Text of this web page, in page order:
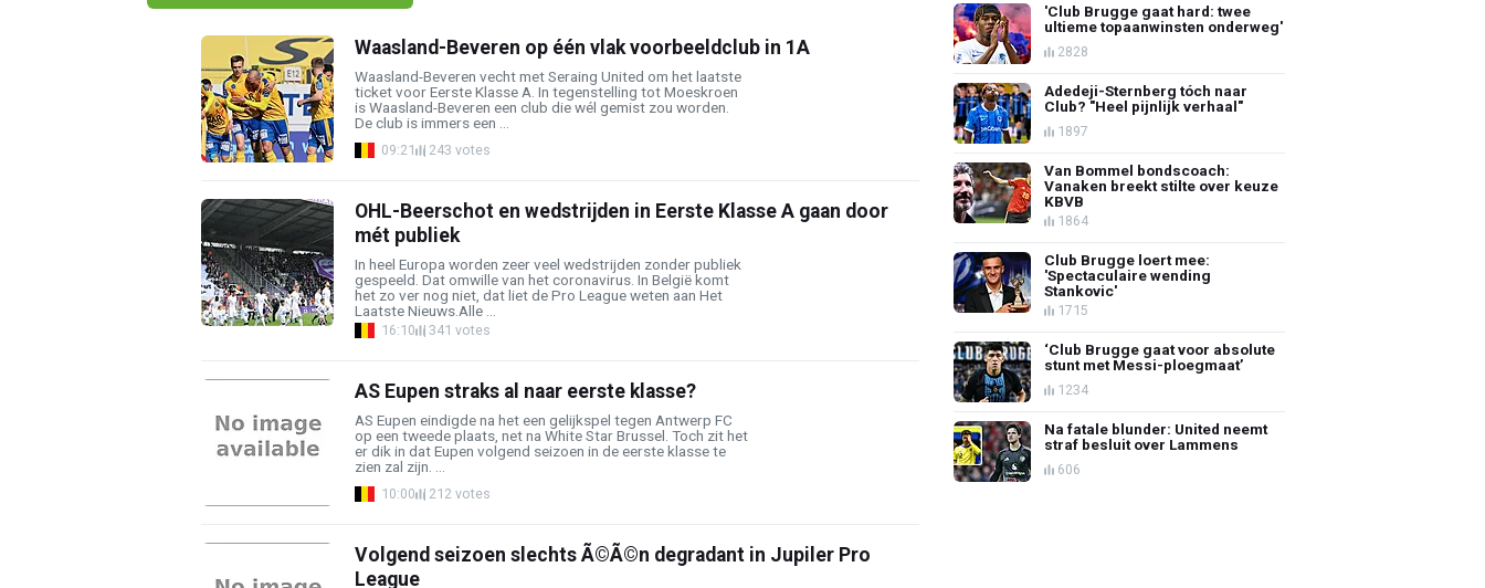
Waasland-Beveren op één vlak voorbeeldclub in 1A
Waasland-Beveren vecht met Seraing United om het laatste
ticket voor Eerste Klasse A. In tegenstelling tot Moeskroen
is Waasland-Beveren een club die wél gemist zou worden.
De club is immers een ...
09:21 243 votes
OHL-Beerschot en wedstrijden in Eerste Klasse A gaan door
mét publiek
In heel Europa worden zeer veel wedstrijden zonder publiek
gespeeld. Dat omwille van het coronavirus. In België komt
het zo ver nog niet, dat liet de Pro League weten aan Het
Laatste Nieuws.Alle ...
16:10 341 votes
AS Eupen straks al naar eerste klasse?
AS Eupen eindigde na het een gelijkspel tegen Antwerp FC
op een tweede plaats, net na White Star Brussel. Toch zit het
er dik in dat Eupen volgend seizoen in de eerste klasse te
zien zal zijn. ...
10:00 212 votes
Volgend seizoen slechts Ã©Ã©n degradant in Jupiler Pro
League
'Club Brugge gaat hard: twee
ultieme topaanwinsten onderweg'
2828
Adedeji-Sternberg tóch naar
Club? "Heel pijnlijk verhaal"
1897
Van Bommel bondscoach:
Vanaken breekt stilte over keuze
KBVB
1864
Club Brugge loert mee:
'Spectaculaire wending
Stankovic'
1715
‘Club Brugge gaat voor absolute
stunt met Messi-ploegmaat’
1234
Na fatale blunder: United neemt
straf besluit over Lammens
606